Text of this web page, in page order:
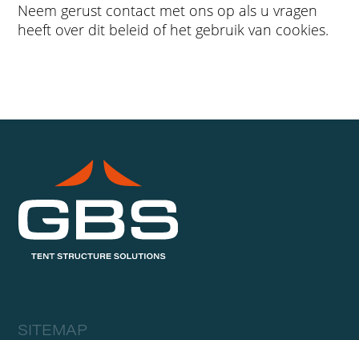
Neem gerust contact met ons op als u vragen
heeft over dit beleid of het gebruik van cookies.
SITEMAP